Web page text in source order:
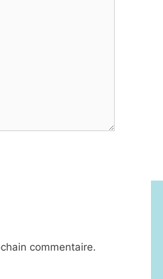
commentaire.